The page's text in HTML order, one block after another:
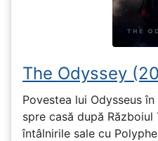
The Odyssey
Povestea lui Odysseus
spre casă după Războiul
întâlnirile sale cu